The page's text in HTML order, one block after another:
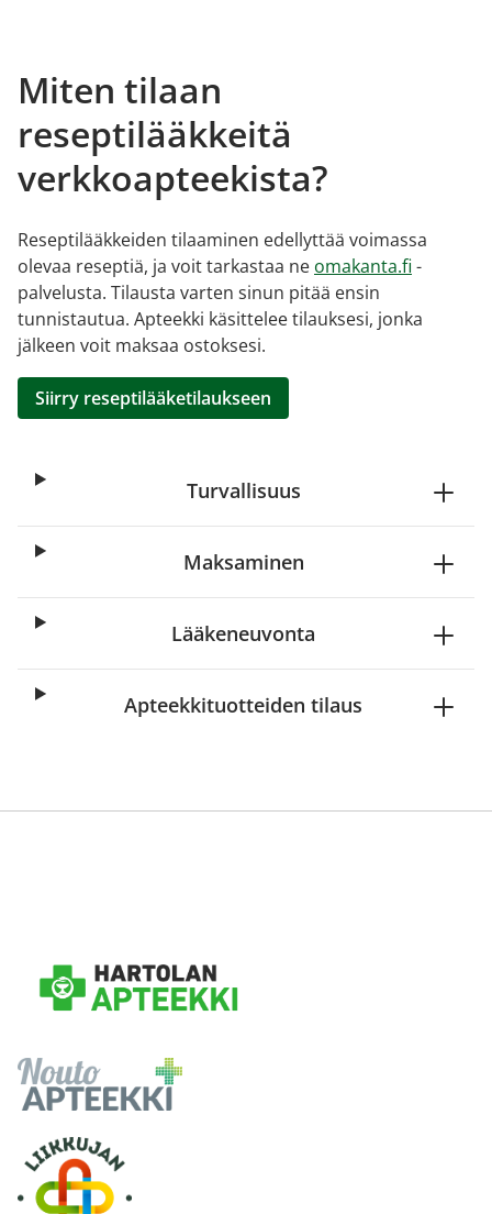
Miten tilaan
reseptilääkkeitä
verkkoapteekista?
Reseptilääkkeiden tilaaminen edellyttää voimassa
olevaa reseptiä, ja voit tarkastaa ne omakanta.fi -
palvelusta. Tilausta varten sinun pitää ensin
tunnistautua. Apteekki käsittelee tilauksesi, jonka
jälkeen voit maksaa ostoksesi.
Siirry reseptilääketilaukseen
Turvallisuus
Maksaminen
Lääkeneuvonta
Apteekkituotteiden tilaus